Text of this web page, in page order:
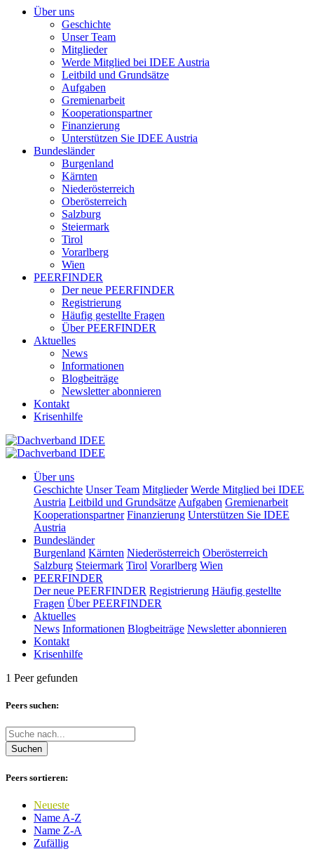
Über uns
Geschichte
Unser Team
Mitglieder
Werde Mitglied bei IDEE Austria
Leitbild und Grundsätze
Aufgaben
Gremienarbeit
Kooperationspartner
Finanzierung
Unterstützen Sie IDEE Austria
Bundesländer
Burgenland
Kärnten
Niederösterreich
Oberösterreich
Salzburg
Steiermark
Tirol
Vorarlberg
Wien
PEERFINDER
Der neue PEERFINDER
Registrierung
Häufig gestellte Fragen
Über PEERFINDER
Aktuelles
News
Informationen
Blogbeiträge
Newsletter abonnieren
Kontakt
Krisenhilfe
Über uns
Geschichte Unser Team Mitglieder Werde Mitglied bei IDEE
Austria Leitbild und Grundsätze Aufgaben Gremienarbeit
Kooperationspartner Finanzierung Unterstützen Sie IDEE
Austria
Bundesländer
Burgenland Kärnten Niederösterreich Oberösterreich
Salzburg Steiermark Tirol Vorarlberg Wien
PEERFINDER
Der neue PEERFINDER Registrierung Häufig gestellte
Fragen Über PEERFINDER
Aktuelles
News Informationen Blogbeiträge Newsletter abonnieren
Kontakt
Krisenhilfe
1 Peer gefunden
Peers suchen:
Suchen
Peers sortieren:
Neueste
Name A-Z
Name Z-A
Zufällig